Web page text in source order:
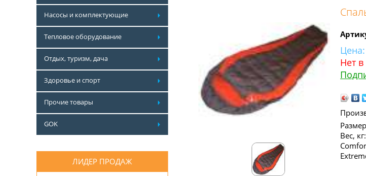
Насосы и комплектующие
Тепловое оборудование
Отдых, туризм, дача
Здоровье и спорт
Прочие товары
GOK
ЛИДЕР ПРОДАЖ
Цена:
Нет
Вес,